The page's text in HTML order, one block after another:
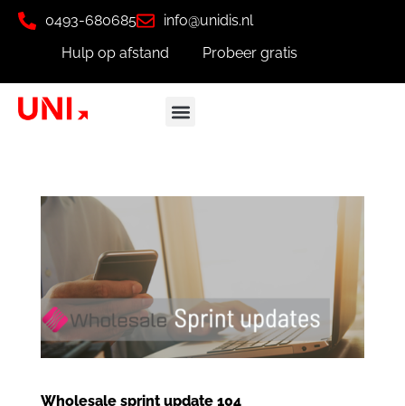
0493-680685
info@unidis.nl
Hulp op afstand
Probeer gratis
Wholesale sprint update 104